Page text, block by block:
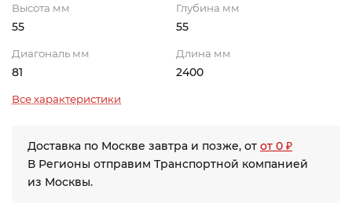
Высота мм
55
Глубина мм
55
Диагональ мм
81
Длина мм
2400
Все характеристики
Доставка по Москве завтра и позже, от от 0 ₽
В Регионы отправим Транспортной компанией
из Москвы.